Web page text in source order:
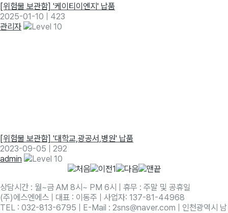
[위험물 보관함] '케이티이엔지' 납품
2025-01-10 | 423
관리자
[위험물 보관함] '대학교,광공서,병원' 납품
2023-09-05 | 292
admin
1
상담시간 : 월~금 AM 8시~ PM 6시 | 휴무 : 주말 및 공휴일
(주)에스엔에스 | 대표 : 이동주 | 사업자: 137-81-44968
TEL : 032-813-6795 | E-Mail : 2sns@naver.com | 인천광역시 남